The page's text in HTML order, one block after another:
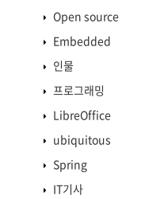
Open source
Embedded
인물
프로그래밍
LibreOffice
ubiquitous
Spring
IT기사